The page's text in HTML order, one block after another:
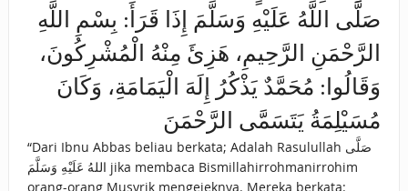
صَلَّى اللَّهُ عَلَيْهِ وَسَلَّمَ إِذَا قَرَأَ: بِسْمِ اللَّهِ
الرَّحْمَنِ الرَّحِيمِ، هَزِئَ مِنْهُ الْمُشْرِكُونَ،
وَقَالُوا: مُحَمَّدٌ يَذْكُرُ إِلَهَ الْيَمَامَةِ، وَكَانَ
مُسَيْلِمَةُ يَتَسَمَّى الرَّحْمَنَ
“Dari Ibnu Abbas beliau berkata; Adalah Rasulullah صَلَّى
اللهُ عَلَيْهِ وَسَلَّمَ jika membaca Bismillahirrohmanirrohim
orang-orang Musyrik mengejeknya. Mereka berkata: